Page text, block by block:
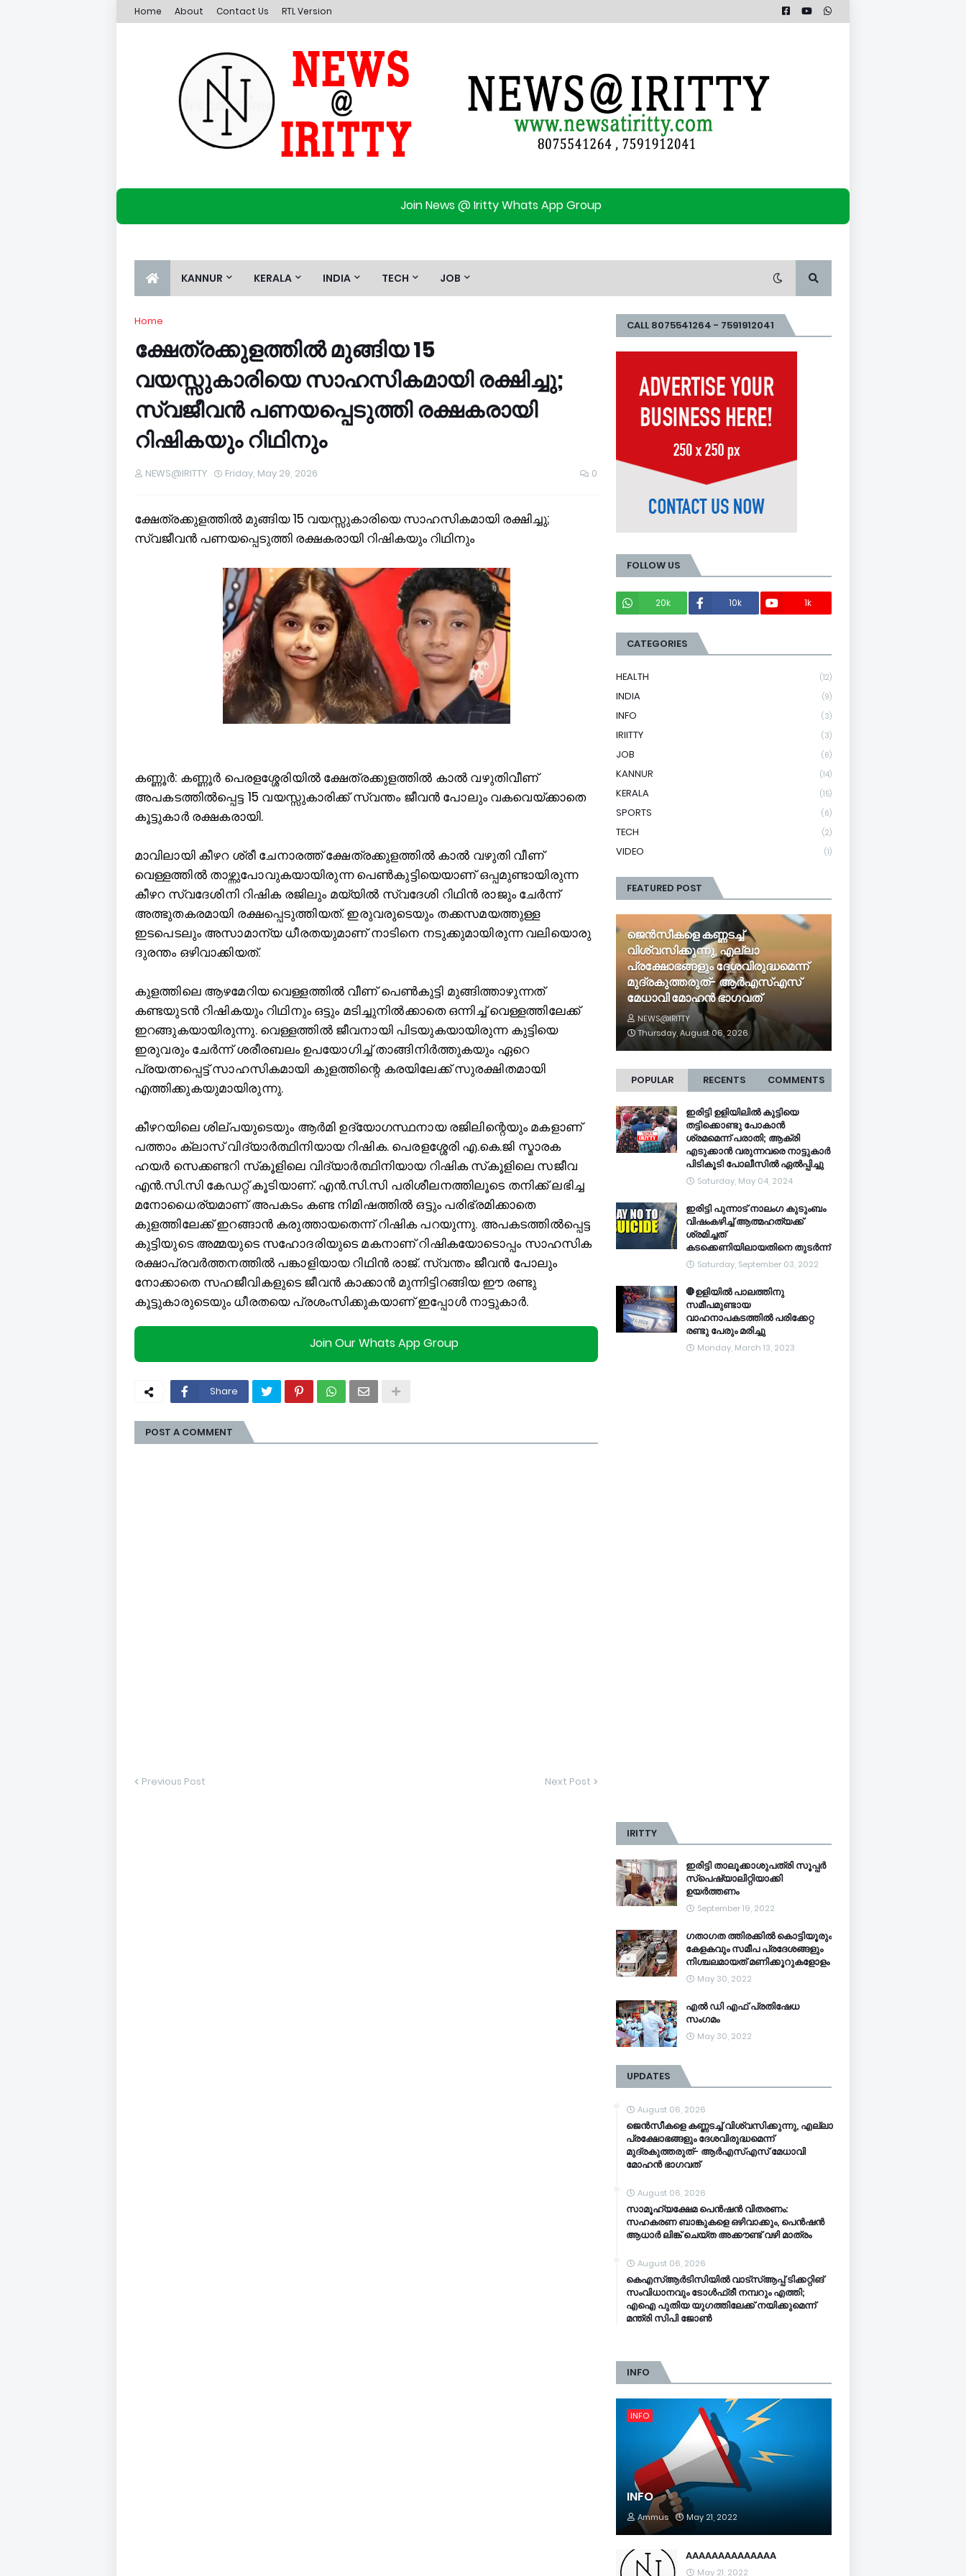
Home About Contact Us RTL Version
Join News @ Iritty Whats App Group
KANNUR KERALA INDIA TECH JOB
Home
ക്ഷേത്രക്കുളത്തില്‍ മുങ്ങിയ 15
വയസ്സുകാരിയെ സാഹസികമായി രക്ഷിച്ചു;
സ്വജീവന്‍ പണയപ്പെടുത്തി രക്ഷകരായി
റിഷികയും റിഥിനും
NEWS@IRITTY Friday, May 29, 2026 0
ക്ഷേത്രക്കുളത്തില്‍ മുങ്ങിയ 15 വയസ്സുകാരിയെ സാഹസികമായി രക്ഷിച്ചു;
സ്വജീവന്‍ പണയപ്പെടുത്തി രക്ഷകരായി റിഷികയും റിഥിനും
കണ്ണൂര്‍: കണ്ണൂര്‍ പെരളശ്ശേരിയില്‍ ക്ഷേത്രക്കുളത്തില്‍ കാല്‍ വഴുതിവീണ്
അപകടത്തില്‍പ്പെട്ട 15 വയസ്സുകാരിക്ക് സ്വന്തം ജീവന്‍ പോലും വകവെയ്ക്കാതെ
കൂട്ടുകാര്‍ രക്ഷകരായി.
മാവിലായി കീഴറ ശ്രീ ചേനാരത്ത് ക്ഷേത്രക്കുളത്തില്‍ കാല്‍ വഴുതി വീണ്
വെള്ളത്തില്‍ താഴ്ന്നുപോവുകയായിരുന്ന പെണ്‍കുട്ടിയെയാണ് ഒപ്പമുണ്ടായിരുന്ന
കീഴറ സ്വദേശിനി റിഷിക രജിലും മയ്യില്‍ സ്വദേശി റിഥിന്‍ രാജും ചേര്‍ന്ന്
അത്ഭുതകരമായി രക്ഷപ്പെടുത്തിയത്. ഇരുവരുടെയും തക്കസമയത്തുള്ള
ഇടപെടലും അസാമാന്യ ധീരതയുമാണ് നാടിനെ നടുക്കുമായിരുന്ന വലിയൊരു
ദുരന്തം ഒഴിവാക്കിയത്.
കുളത്തിലെ ആഴമേറിയ വെള്ളത്തില്‍ വീണ് പെണ്‍കുട്ടി മുങ്ങിത്താഴുന്നത്
കണ്ടയുടന്‍ റിഷികയും റിഥിനും ഒട്ടും മടിച്ചുനില്‍ക്കാതെ ഒന്നിച്ച്‌ വെള്ളത്തിലേക്ക്
ഇറങ്ങുകയായിരുന്നു. വെള്ളത്തില്‍ ജീവനായി പിടയുകയായിരുന്ന കുട്ടിയെ
ഇരുവരും ചേര്‍ന്ന് ശരീരബലം ഉപയോഗിച്ച്‌ താങ്ങിനിര്‍ത്തുകയും ഏറെ
പ്രയത്നപ്പെട്ട് സാഹസികമായി കുളത്തിന്റെ കരയിലേക്ക് സുരക്ഷിതമായി
എത്തിക്കുകയുമായിരുന്നു.
കീഴറയിലെ ശില്പയുടെയും ആര്‍മി ഉദ്യോഗസ്ഥനായ രജിലിന്റെയും മകളാണ്
പത്താം ക്ലാസ് വിദ്യാര്‍ത്ഥിനിയായ റിഷിക. പെരളശ്ശേരി എ.കെ.ജി സ്മാരക
ഹയര്‍ സെക്കണ്ടറി സ്‌കൂളിലെ വിദ്യാര്‍ത്ഥിനിയായ റിഷിക സ്‌കൂളിലെ സജീവ
എന്‍.സി.സി കേഡറ്റ് കൂടിയാണ്. എന്‍.സി.സി പരിശീലനത്തിലൂടെ തനിക്ക് ലഭിച്ച
മനോധൈര്യമാണ് അപകടം കണ്ട നിമിഷത്തില്‍ ഒട്ടും പരിഭ്രമിക്കാതെ
കുളത്തിലേക്ക് ഇറങ്ങാന്‍ കരുത്തായതെന്ന് റിഷിക പറയുന്നു. അപകടത്തില്‍പ്പെട്ട
കുട്ടിയുടെ അമ്മയുടെ സഹോദരിയുടെ മകനാണ് റിഷികയോടൊപ്പം സാഹസിക
രക്ഷാപ്രവര്‍ത്തനത്തില്‍ പങ്കാളിയായ റിഥിന്‍ രാജ്. സ്വന്തം ജീവന്‍ പോലും
നോക്കാതെ സഹജീവികളുടെ ജീവന്‍ കാക്കാന്‍ മുന്നിട്ടിറങ്ങിയ ഈ രണ്ടു
കൂട്ടുകാരുടെയും ധീരതയെ പ്രശംസിക്കുകയാണ് ഇപ്പോള്‍ നാട്ടുകാര്‍.
Join Our Whats App Group
Share
POST A COMMENT
Previous Post Next Post
CALL 8075541264 - 7591912041
FOLLOW US
20k
10k 1k
CATEGORIES
HEALTH (12)
INDIA (9)
INFO (3)
IRIITTY (3)
JOB (6)
KANNUR (14)
KERALA (15)
SPORTS (6)
TECH (2)
VIDEO (1)
FEATURED POST
ജെൻസീകളെ കണ്ണടച്ച്
വിശ്വസിക്കുന്നു, എല്ലാ
പ്രക്ഷോഭങ്ങളും ദേശവിരുദ്ധമെന്ന്
മുദ്രകുത്തരുത്- ആർഎസ്എസ്
മേധാവി മോഹൻ ഭാ​ഗവത്
NEWS@IRITTY
Thursday, August 06, 2026
POPULAR RECENTS COMMENTS
ഇരിട്ടി ഉളിയിലിൽ കുട്ടിയെ
തട്ടിക്കൊണ്ടു പോകാൻ
ശ്രമമെന്ന് പരാതി; ആക്രി
എടുക്കാൻ വരുന്നവരെ നാട്ടുകാർ
പിടികൂടി പോലീസിൽ ഏൽപ്പിച്ചു
Saturday, May 04, 2024
ഇരിട്ടി പുന്നാട് നാലംഗ കുടുംബം
വിഷംകഴിച്ച്‌ ആത്മഹത്യക്ക്
ശ്രമിച്ചത്
കടക്കെണിയിലായതിനെ തുടർന്ന്
Saturday, September 03, 2022
🛑ഉളിയിൽ പാലത്തിനു
സമീപമുണ്ടായ
വാഹനാപകടത്തിൽ പരിക്കേറ്റ
രണ്ടു പേരും മരിച്ചു
Monday, March 13, 2023
IRITTY
ഇരിട്ടി താലൂക്കാശുപത്രി സൂപ്പർ
സ്‌പെഷ്യാലിറ്റിയാക്കി
ഉയർത്തണം
September 19, 2022
ഗതാഗത ത്തിരക്കിൽ കൊട്ടിയൂരും
കേളകവും സമീപ പ്രദേശങ്ങളും
നിശ്ചലമായത് മണിക്കൂറുകളോളം
May 30, 2022
എൽ ഡി എഫ് പ്രതിഷേധ
സംഗമം
May 30, 2022
UPDATES
August 06, 2026
ജെൻസീകളെ കണ്ണടച്ച് വിശ്വസിക്കുന്നു, എല്ലാ
പ്രക്ഷോഭങ്ങളും ദേശവിരുദ്ധമെന്ന്
മുദ്രകുത്തരുത്- ആർഎസ്എസ് മേധാവി
മോഹൻ ഭാ​ഗവത്
August 06, 2026
സാമൂ​ഹ്യക്ഷേമ പെൻഷൻ വിതരണം:
സഹകരണ ബാങ്കുകളെ ഒഴിവാക്കും, പെൻഷൻ
ആധാർ‌ ലിങ്ക് ചെയ്ത അക്കൗണ്ട് വഴി മാത്രം
August 06, 2026
കെഎസ്ആര്‍ടിസിയിൽ വാട്‌സ്ആപ്പ് ടിക്കറ്റിങ്
സംവിധാനവും ടോൾഫ്രീ നമ്പറും എത്തി;
എഐ പുതിയ യുഗത്തിലേക്ക് നയിക്കുമെന്ന്
മന്ത്രി സിപി ജോൺ
INFO
INFO
INFO
Ammus May 21, 2022
AAAAAAAAAAAAAA
May 21, 2022